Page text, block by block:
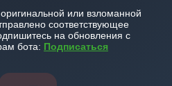
или взломанной
соответствующее
на обновления с
бота: Подписаться